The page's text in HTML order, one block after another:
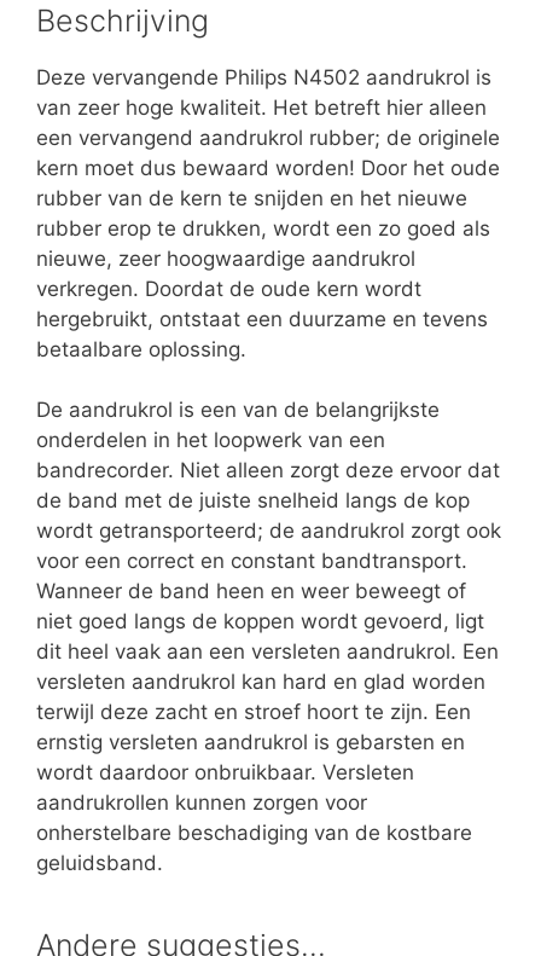
Beschrijving
Deze vervangende Philips N4502 aandrukrol is
van zeer hoge kwaliteit. Het betreft hier alleen
een vervangend aandrukrol rubber; de originele
kern moet dus bewaard worden! Door het oude
rubber van de kern te snijden en het nieuwe
rubber erop te drukken, wordt een zo goed als
nieuwe, zeer hoogwaardige aandrukrol
verkregen. Doordat de oude kern wordt
hergebruikt, ontstaat een duurzame en tevens
betaalbare oplossing.
De aandrukrol is een van de belangrijkste
onderdelen in het loopwerk van een
bandrecorder. Niet alleen zorgt deze ervoor dat
de band met de juiste snelheid langs de kop
wordt getransporteerd; de aandrukrol zorgt ook
voor een correct en constant bandtransport.
Wanneer de band heen en weer beweegt of
niet goed langs de koppen wordt gevoerd, ligt
dit heel vaak aan een versleten aandrukrol. Een
versleten aandrukrol kan hard en glad worden
terwijl deze zacht en stroef hoort te zijn. Een
ernstig versleten aandrukrol is gebarsten en
wordt daardoor onbruikbaar. Versleten
aandrukrollen kunnen zorgen voor
onherstelbare beschadiging van de kostbare
geluidsband.
Andere suggesties…